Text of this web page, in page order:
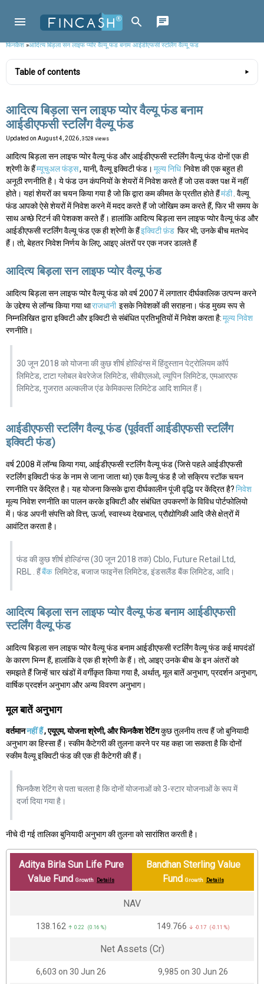
फिनकैश»आदित्य बिड़ला सन लाइफ प्योर वैल्यू फंड बनाम आईडीएफसी स्टर्लिंग वैल्यू फंड
Table of contents
आदित्य बिड़ला सन लाइफ प्योर वैल्यू फंड बनाम
आईडीएफसी स्टर्लिंग वैल्यू फंड
Updated on August 4, 2026 , 3528 views
आदित्य बिड़ला सन लाइफ प्योर वैल्यू फंड और आईडीएफसी स्टर्लिंग वैल्यू फंड दोनों एक ही
श्रेणी के हैंम्यूचुअल फंड्स, यानी, वैल्यू इक्विटी फंड। मूल्य निधि निवेश की एक बहुत ही
अनूठी रणनीति है। ये फंड उन कंपनियों के शेयरों में निवेश करते हैं जो उस वक्त पक्ष में नहीं
होते। यहां शेयरों का चयन किया गया है जो कि द्वारा कम कीमत के प्रतीत होते हैंमंडी. वैल्यू
फंड आपको ऐसे शेयरों में निवेश करने में मदद करते हैं जो जोखिम कम करते हैं, फिर भी समय के
साथ अच्छे रिटर्न की पेशकश करते हैं। हालांकि आदित्य बिड़ला सन लाइफ प्योर वैल्यू फंड और
आईडीएफसी स्टर्लिंग वैल्यू फंड एक ही श्रेणी के हैंइक्विटी फ़ंड फिर भी; उनके बीच मतभेद
हैं। तो, बेहतर निवेश निर्णय के लिए, आइए अंतरों पर एक नजर डालते हैं
आदित्य बिड़ला सन लाइफ प्योर वैल्यू फंड
आदित्य बिड़ला सन लाइफ प्योर वैल्यू फंड को वर्ष 2007 में लगातार दीर्घकालिक उत्पन्न करने
के उद्देश्य से लॉन्च किया गया थाराजधानी इसके निवेशकों की सराहना। फंड मुख्य रूप से
निम्नलिखित द्वारा इक्विटी और इक्विटी से संबंधित प्रतिभूतियों में निवेश करता है:मूल्य निवेश
रणनीति।
30 जून 2018 को योजना की कुछ शीर्ष होल्डिंग्स में हिंदुस्तान पेट्रोलियम कॉर्प
लिमिटेड, टाटा ग्लोबल बेवरेजेज लिमिटेड, सीबीएलओ, ल्यूपिन लिमिटेड, एमआरएफ
लिमिटेड, गुजरात अल्कलीज एंड केमिकल्स लिमिटेड आदि शामिल हैं।
आईडीएफसी स्टर्लिंग वैल्यू फंड (पूर्ववर्ती आईडीएफसी स्टर्लिंग
इक्विटी फंड)
वर्ष 2008 में लॉन्च किया गया, आईडीएफसी स्टर्लिंग वैल्यू फंड (जिसे पहले आईडीएफसी
स्टर्लिंग इक्विटी फंड के नाम से जाना जाता था) एक वैल्यू फंड है जो सक्रिय स्टॉक चयन
रणनीति पर केंद्रित है। यह योजना किसके द्वारा दीर्घकालीन पूंजी वृद्धि पर केंद्रित है?निवेश
मूल्य निवेश रणनीति का पालन करके इक्विटी और संबंधित उपकरणों के विविध पोर्टफोलियो
में। फंड अपनी संपत्ति को वित्त, ऊर्जा, स्वास्थ्य देखभाल, प्रौद्योगिकी आदि जैसे क्षेत्रों में
आवंटित करता है।
फंड की कुछ शीर्ष होल्डिंग्स (30 जून 2018 तक) Cblo, Future Retail Ltd,
RBL . हैंबैंक लिमिटेड, बजाज फाइनेंस लिमिटेड, इंडसलैंड बैंक लिमिटेड, आदि।
आदित्य बिड़ला सन लाइफ प्योर वैल्यू फंड बनाम आईडीएफसी
स्टर्लिंग वैल्यू फंड
आदित्य बिड़ला सन लाइफ प्योर वैल्यू फंड बनाम आईडीएफसी स्टर्लिंग वैल्यू फंड कई मापदंडों
के कारण भिन्न हैं, हालांकि वे एक ही श्रेणी के हैं। तो, आइए उनके बीच के इन अंतरों को
समझते हैं जिन्हें चार खंडों में वर्गीकृत किया गया है, अर्थात्, मूल बातें अनुभाग, प्रदर्शन अनुभाग,
वार्षिक प्रदर्शन अनुभाग और अन्य विवरण अनुभाग।
मूल बातें अनुभाग
वर्तमाननहीं हैं, एयूएम, योजना श्रेणी, और फिनकैश रेटिंगकुछ तुलनीय तत्व हैं जो बुनियादी
अनुभाग का हिस्सा हैं। स्कीम कैटेगरी की तुलना करने पर यह कहा जा सकता है कि दोनों
स्कीम वैल्यू इक्विटी फंड की एक ही कैटेगरी की हैं।
फिनकैश रेटिंग से पता चलता है कि दोनों योजनाओं को 3-स्टार योजनाओं के रूप में
दर्जा दिया गया है।
नीचे दी गई तालिका बुनियादी अनुभाग की तुलना को सारांशित करती है।
Aditya Birla Sun Life Pure
Value Fund Growth Details
Bandhan Sterling Value
Fund Growth Details
NAV
₹138.162 ↑ 0.22 (0.16 %) ₹149.766 ↓ -0.17 (-0.11 %)
Net Assets (Cr)
₹6,603 on 30 Jun 26 ₹9,985 on 30 Jun 26